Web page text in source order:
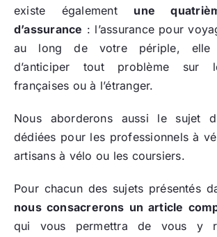
existe également une
d’assurance : l’assurance pour
au long de votre périple, elle
d’anticiper tout problème sur
françaises ou à l’étranger.
Nous aborderons aussi le sujet
dédiées pour les professionnels à
artisans à vélo ou les coursiers.
Pour chacun des sujets présentés
nous consacrerons un article
qui vous permettra de vous y